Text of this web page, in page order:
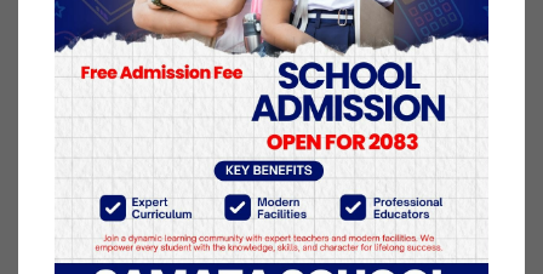
यहाँ सम्म आएको छु यहाँहरुले पनि आफुहरु सँग भएका
अनुभवलाई एक अर्कामा समन्वय गर्दे सहकारीको लेखा
व्यवस्थापन गर्नु हुने छ उनले भने ।
थापाले अध्ययन को विकास गर्ने समेत सहकारी
सञ्चालकहरुलाई आग्रह गरे ।
थापालाई कार्यक्रममा माला लगाइ विधाइ गरिएको थियो ।